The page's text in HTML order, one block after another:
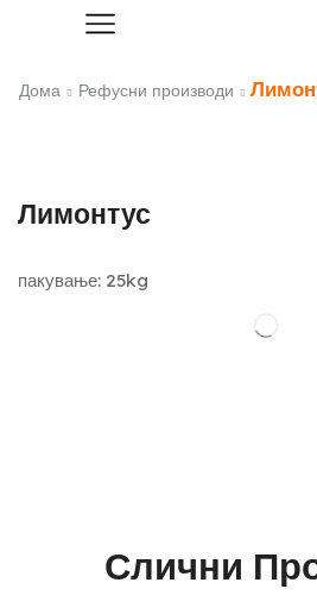
Дома Рефусни производи
Лимонтус
пакување: 25kg
Слични